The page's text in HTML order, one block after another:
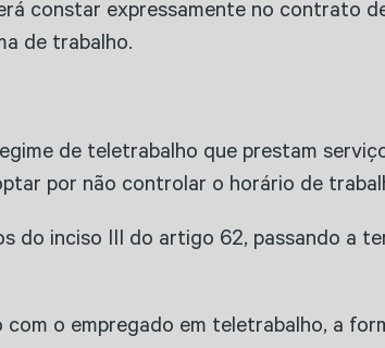
constar expressamente no contrato
de trabalho.
de teletrabalho que prestam
por não controlar o horário de
do inciso III do artigo 62, passando a
o empregado em teletrabalho, a